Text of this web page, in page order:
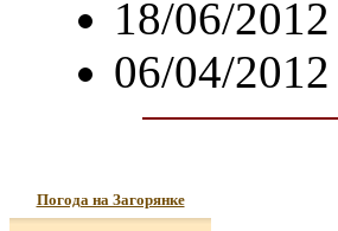
18/06/
06/04/
Погода на Загорянке